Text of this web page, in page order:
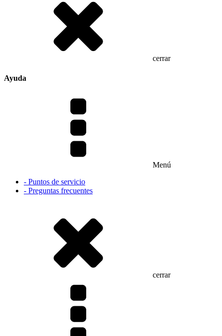
cerrar
Ayuda
Menú
- Puntos de servicio
- Preguntas frecuentes
cerrar